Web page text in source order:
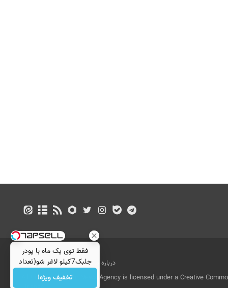
درباره ما تماس با ما
بازرگانی
All Content by Mehr News Agency is licensed under a Creative
فقط توی یک ماه با پودر
جلبک7کیلو لاغر شو(تعداد
محدود)
تخفیف ویژه!